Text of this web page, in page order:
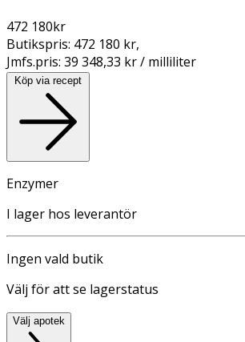
472 180kr
Butikspris: 472 180 kr,
Jmfs.pris: 39 348,33 kr / milliliter
Köp via recept
Enzymer
I lager hos leverantör
Ingen vald butik
Välj för att se lagerstatus
Välj apotek